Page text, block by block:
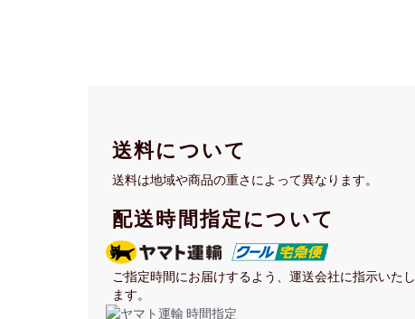
送料について
送料は地域や商品の重さによって異なります。
配送時間指定について
ご指定時間にお届けするよう、運送会社に指示いたし
ます。